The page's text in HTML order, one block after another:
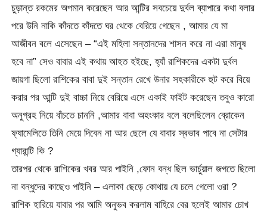
চুড়ান্ত রকমের অপমান করেছেন আর আন্টির সবচেয়ে দুর্বল ব্যাপারে কথা বলার
পরে উনি নাকি কাঁদতে কাঁদতে ঘর থেকে বেরিয়ে গেছেন , আমার যে মা
আজীবন বলে এসেছেন – “এই মহিলা সন্তানদের শাসন করে না এরা মানুষ
হবে না” সেও বাবার এই কথায় আহত হইছে, হ্যাঁ রাশিকদের একটা দুর্বল
জায়গা ছিলো রাশিকের বাবা দুই সন্তান রেখে উনার সহকারীকে হুট করে বিয়ে
করার পর আন্টি দুই বাচ্চা নিয়ে বেরিয়ে এসে একাই ফাইট করেছেন তবুও কারো
অনুগ্রহ নিয়ে বাঁচতে চাননি ,আমার বাবা অহংকার বলে বলেছিলেন ব্রোকেন
ফ্যামেলিতে তিনি মেয়ে দিবেন না আর ছেলে যে বাবার স্বভাব পাবে না সেটার
গ্যারান্টি কি ?
তারপর থেকে রাশিকের খবর আর পাইনি ,ফোন বন্ধ ছিল ভার্চুয়াল জগতে ছিলো
না বন্ধুদের কাছেও পাইনি – এলাকা ছেড়ে কোথায় যে চলে গেলো ওরা ?
রাশিক হারিয়ে যাবার পর আমি অনুভব করলাম বাহিরে বের হলেই আমার চোখ